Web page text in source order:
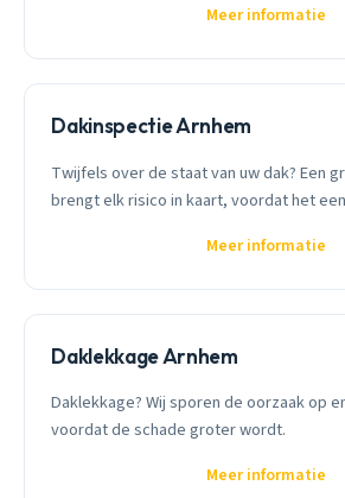
Meer informatie
Dakinspectie Arnhem
Twijfels over de staat van uw dak? Een
brengt elk risico in kaart, voordat het
Meer informatie
Daklekkage Arnhem
Daklekkage? Wij sporen de oorzaak op
voordat de schade groter wordt.
Meer informatie